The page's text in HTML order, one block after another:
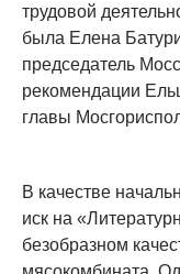
трудовой
была Елена
председатель
рекомендации
главы
В качестве
иск на
безобразном